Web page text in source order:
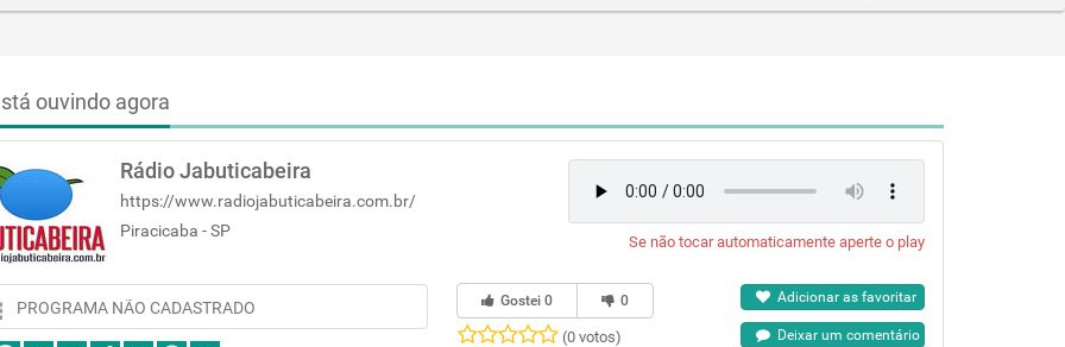
ouvindo agora
Rádio Jabuticabeira
https://www.radiojabuticabeira.com.br/
Piracicaba - SP
Se não tocar automaticamente aperte o play
PROGRAMA NÃO CADASTRADO Gostei0 0
(0 votos)
Adicionar as favoritar
Deixar um comentário